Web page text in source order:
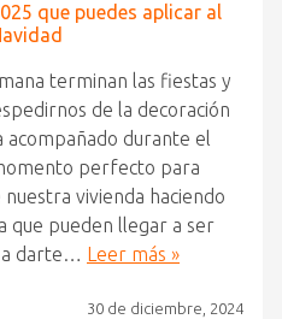
que puedes aplicar al
terminan las fiestas y
de la decoración
acompañado durante el
perfecto para
vivienda haciendo
que pueden llegar a ser
a darte…
Leer más »
30 de diciembre, 2024